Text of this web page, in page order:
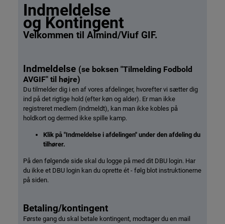
Indmeldelse
og Kontingent
Velkommen til Almind/Viuf GIF.
Indmeldelse (se boksen "Tilmelding Fodbold
AVGIF" til højre)
Du tilmelder dig i en af vores afdelinger, hvorefter vi sætter dig
ind på det rigtige hold (efter køn og alder). Er man ikke
registreret medlem (indmeldt), kan man ikke kobles på
holdkort og dermed ikke spille kamp.
Klik på "Indmeldelse i afdelingen" under den afdeling du
tilhører.
På den følgende side skal du logge på med dit DBU login. Har
du ikke et DBU login kan du oprette ét - følg blot instruktionerne
på siden.
Betaling/kontingent
Første gang du skal betale kontingent, modtager du en mail